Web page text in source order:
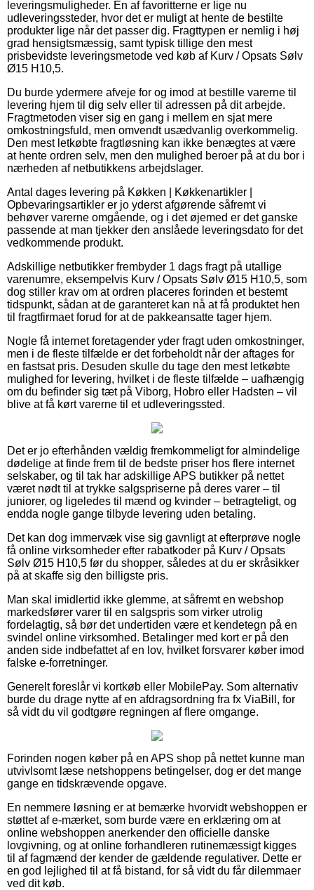
leveringsmuligheder. En af favoritterne er lige nu
udleveringssteder, hvor det er muligt at hente de bestilte
produkter lige når det passer dig. Fragttypen er nemlig i høj
grad hensigtsmæssig, samt typisk tillige den mest
prisbevidste leveringsmetode ved køb af Kurv / Opsats Sølv
Ø15 H10,5.
Du burde ydermere afveje for og imod at bestille varerne til
levering hjem til dig selv eller til adressen på dit arbejde.
Fragtmetoden viser sig en gang i mellem en sjat mere
omkostningsfuld, men omvendt usædvanlig overkommelig.
Den mest letkøbte fragtløsning kan ikke benægtes at være
at hente ordren selv, men den mulighed beroer på at du bor i
nærheden af netbutikkens arbejdslager.
Antal dages levering på Køkken | Køkkenartikler |
Opbevaringsartikler er jo yderst afgørende såfremt vi
behøver varerne omgående, og i det øjemed er det ganske
passende at man tjekker den anslåede leveringsdato for det
vedkommende produkt.
Adskillige netbutikker frembyder 1 dags fragt på utallige
varenumre, eksempelvis Kurv / Opsats Sølv Ø15 H10,5, som
dog stiller krav om at ordren placeres forinden et bestemt
tidspunkt, sådan at de garanteret kan nå at få produktet hen
til fragtfirmaet forud for at de pakkeansatte tager hjem.
Nogle få internet foretagender yder fragt uden omkostninger,
men i de fleste tilfælde er det forbeholdt når der aftages for
en fastsat pris. Desuden skulle du tage den mest letkøbte
mulighed for levering, hvilket i de fleste tilfælde – uafhængig
om du befinder sig tæt på Viborg, Hobro eller Hadsten – vil
blive at få kørt varerne til et udleveringssted.
Det er jo efterhånden vældig fremkommeligt for almindelige
dødelige at finde frem til de bedste priser hos flere internet
selskaber, og til tak har adskillige APS butikker på nettet
været nødt til at trykke salgspriserne på deres varer – til
juniorer, og ligeledes til mænd og kvinder – betragteligt, og
endda nogle gange tilbyde levering uden betaling.
Det kan dog immervæk vise sig gavnligt at efterprøve nogle
få online virksomheder efter rabatkoder på Kurv / Opsats
Sølv Ø15 H10,5 før du shopper, således at du er skråsikker
på at skaffe sig den billigste pris.
Man skal imidlertid ikke glemme, at såfremt en webshop
markedsfører varer til en salgspris som virker utrolig
fordelagtig, så bør det undertiden være et kendetegn på en
svindel online virksomhed. Betalinger med kort er på den
anden side indbefattet af en lov, hvilket forsvarer køber imod
falske e-forretninger.
Generelt foreslår vi kortkøb eller MobilePay. Som alternativ
burde du drage nytte af en afdragsordning fra fx ViaBill, for
så vidt du vil godtgøre regningen af flere omgange.
Forinden nogen køber på en APS shop på nettet kunne man
utvivlsomt læse netshoppens betingelser, dog er det mange
gange en tidskrævende opgave.
En nemmere løsning er at bemærke hvorvidt webshoppen er
støttet af e-mærket, som burde være en erklæring om at
online webshoppen anerkender den officielle danske
lovgivning, og at online forhandleren rutinemæssigt kigges
til af fagmænd der kender de gældende regulativer. Dette er
en god lejlighed til at få bistand, for så vidt du får dilemmaer
ved dit køb.